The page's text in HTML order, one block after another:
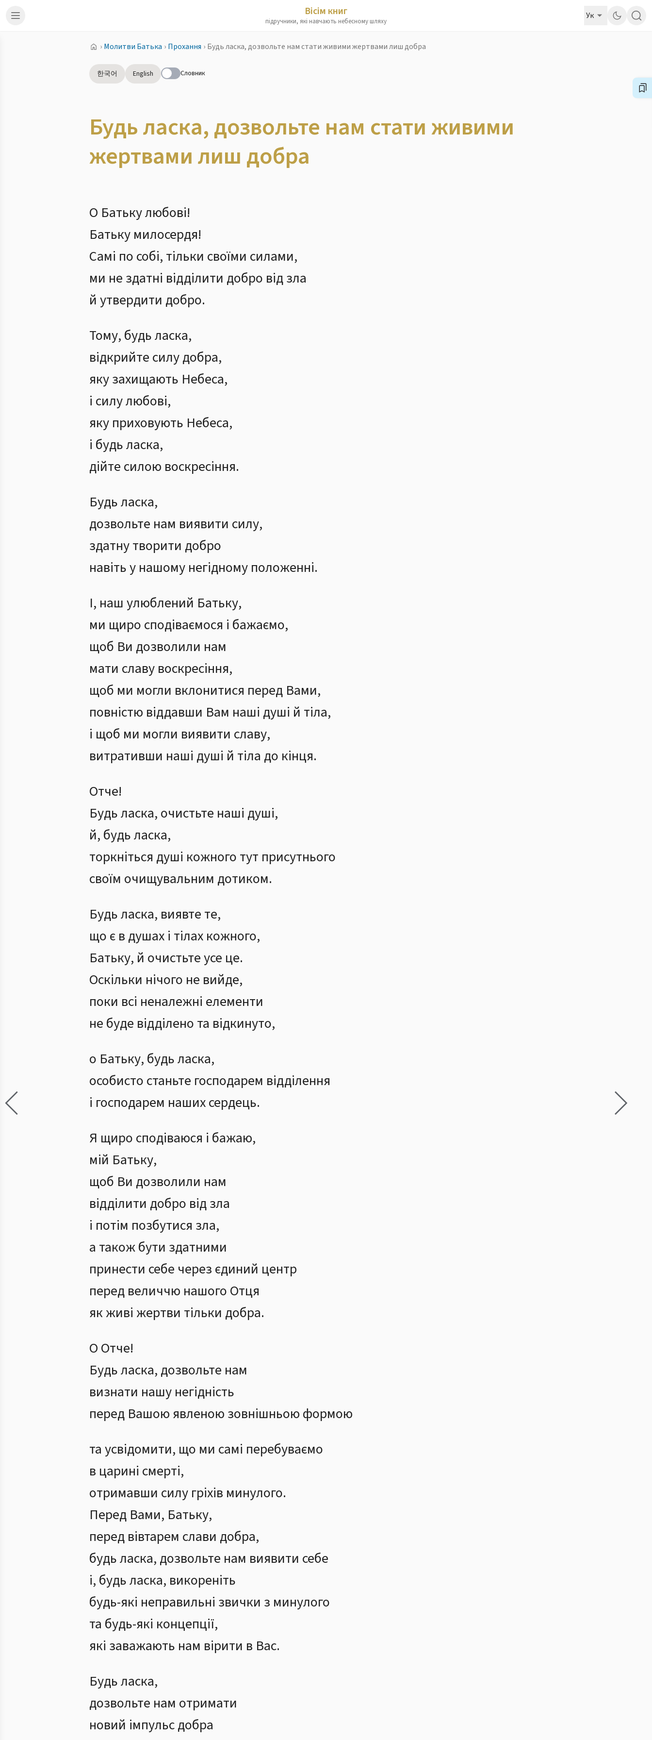
Вісім книг
підручники, які навчають небесному шляху
Ук
› Молитви Батька › Прохання › Будь ласка, дозвольте нам стати живими жертвами лиш добра
한국어 English Словник
Будь ласка, дозвольте нам стати живими
жертвами лиш добра
О Батьку любові!
Батьку милосердя!
Самі по собі, тільки своїми силами,
ми не здатні відділити добро від зла
й утвердити добро.
Тому, будь ласка,
відкрийте силу добра,
яку захищають Небеса,
і силу любові,
яку приховують Небеса,
і будь ласка,
дійте силою воскресіння.
Будь ласка,
дозвольте нам виявити силу,
здатну творити добро
навіть у нашому негідному положенні.
І, наш улюблений Батьку,
ми щиро сподіваємося і бажаємо,
щоб Ви дозволили нам
мати славу воскресіння,
щоб ми могли вклонитися перед Вами,
повністю віддавши Вам наші душі й тіла,
і щоб ми могли виявити славу,
витративши наші душі й тіла до кінця.
Отче!
Будь ласка, очистьте наші душі,
й, будь ласка,
торкніться душі кожного тут присутнього
своїм очищувальним дотиком.
Будь ласка, виявте те,
що є в душах і тілах кожного,
Батьку, й очистьте усе це.
Оскільки нічого не вийде,
поки всі неналежні елементи
не буде відділено та відкинуто,
о Батьку, будь ласка,
особисто станьте господарем відділення
і господарем наших сердець.
Я щиро сподіваюся і бажаю,
мій Батьку,
щоб Ви дозволили нам
відділити добро від зла
і потім позбутися зла,
а також бути здатними
принести себе через єдиний центр
перед величчю нашого Отця
як живі жертви тільки добра.
О Отче!
Будь ласка, дозвольте нам
визнати нашу негідність
перед Вашою явленою зовнішньою формою
та усвідомити, що ми самі перебуваємо
в царині смерті,
отримавши силу гріхів минулого.
Перед Вами, Батьку,
перед вівтарем слави добра,
будь ласка, дозвольте нам виявити себе
і, будь ласка, викореніть
будь-які неправильні звички з минулого
та будь-які концепції,
які заважають нам вірити в Вас.
Будь ласка,
дозвольте нам отримати
новий імпульс добра